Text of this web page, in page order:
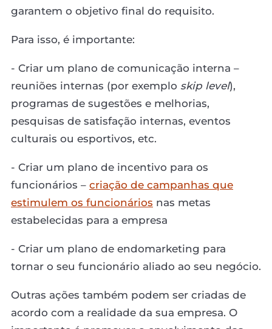
garantem o objetivo final do requisito.
Para isso, é importante:
- Criar um plano de comunicação interna –
reuniões internas (por exemplo skip level),
programas de sugestões e melhorias,
pesquisas de satisfação internas, eventos
culturais ou esportivos, etc.
- Criar um plano de incentivo para os
funcionários – criação de campanhas que
estimulem os funcionários nas metas
estabelecidas para a empresa
- Criar um plano de endomarketing para
tornar o seu funcionário aliado ao seu negócio.
Outras ações também podem ser criadas de
acordo com a realidade da sua empresa. O